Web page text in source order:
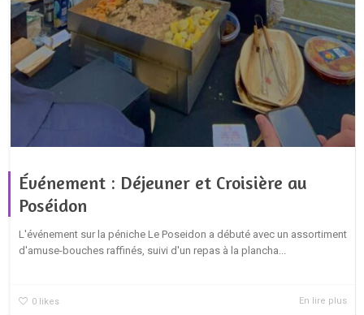
Événement : Déjeuner et Croisière au
Poséidon
L'événement sur la péniche Le Poseidon a débuté avec un assortiment
d'amuse-bouches raffinés, suivi d'un repas à la plancha...
0 likes En lire plus